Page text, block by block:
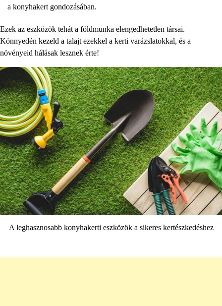
a konyhakert gondozásában.
Ezek az eszközök tehát a földmunka elengedhetetlen társai.
Könnyedén kezeld a talajt ezekkel a kerti varázslatokkal, és a
növényeid hálásak lesznek érte!
A leghasznosabb konyhakerti eszközök a sikeres kertészkedéshez